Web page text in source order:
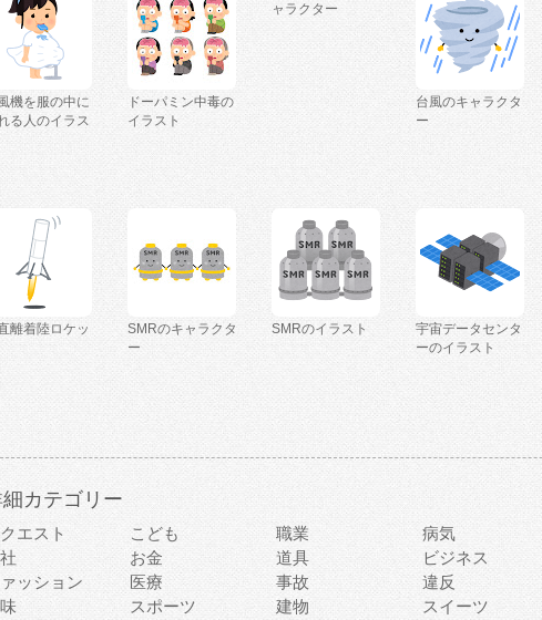
機を服の中に
る人のイラス
ドーパミン中毒の
イラスト
ャラクター
台風のキャラクタ
ー
離着陸ロケッ
SMRのキャラクタ
ー
SMRのイラスト
宇宙データセンタ
ーのイラスト
カテゴリー
エスト こども 職業 病気
お金 道具 ビジネス
ッション
医療 事故 違反
スポーツ 建物 スイーツ